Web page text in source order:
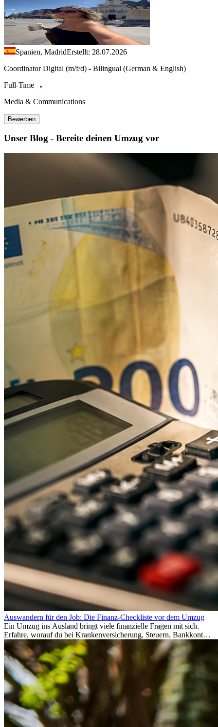
Spanien, MadridErstellt: 28.07.2026
Coordinator Digital (m/f/d) - Bilingual (German & English)
Full-Time
Media & Communications
Bewerben
Unser Blog - Bereite deinen Umzug vor
Auswandern für den Job: Die Finanz-Checkliste vor dem Umzug
Ein Umzug ins Ausland bringt viele finanzielle Fragen mit sich.
Erfahre, worauf du bei Krankenversicherung, Steuern, Bankkonto,
Rücklagen und Budgetplanung achten solltest, damit dein Neustart
im Ausland reibungslos gelingt.